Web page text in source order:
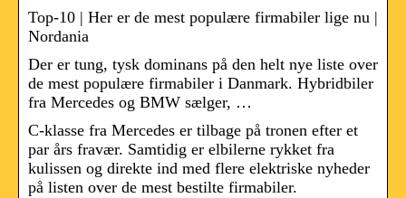
Top-10 | Her er de mest populære firmabiler lige nu |
Nordania
Der er tung, tysk dominans på den helt nye liste over
de mest populære firmabiler i Danmark. Hybridbiler
fra Mercedes og BMW sælger, …
C-klasse fra Mercedes er tilbage på tronen efter et
par års fravær. Samtidig er elbilerne rykket fra
kulissen og direkte ind med flere elektriske nyheder
på listen over de mest bestilte firmabiler.